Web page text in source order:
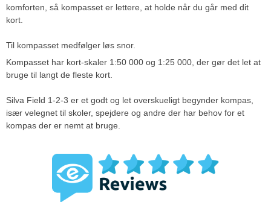
komforten, så kompasset er lettere, at holde når du går med dit
kort.
Til kompasset medfølger løs snor.
Kompasset har kort-skaler 1:50 000 og 1:25 000, der gør det let at
bruge til langt de fleste kort.
Silva Field 1-2-3 er et godt og let overskueligt begynder kompas,
især velegnet til skoler, spejdere og andre der har behov for et
kompas der er nemt at bruge.